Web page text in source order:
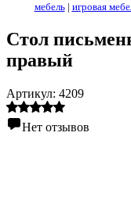
мебель| игровая
Стол
правый
Артикул: 4209
Нет отзывов